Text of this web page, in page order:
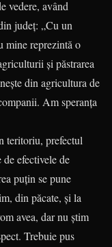
vedere, având
județ: „Cu un
mine reprezintă o
și păstrarea
din agricultura de
Am speranța
teritoriu, prefectul
efectivele de
puțin se pune
din păcate, și la
avea, dar nu știm
Trebuie pus